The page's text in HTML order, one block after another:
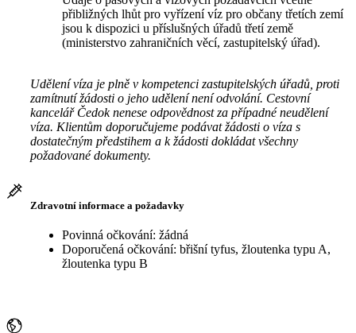
přibližných lhůt pro vyřízení víz pro občany třetích zemí
jsou k dispozici u příslušných úřadů třetí země
(ministerstvo zahraničních věcí, zastupitelský úřad).
Udělení víza je plně v kompetenci zastupitelských úřadů, proti
zamítnutí žádosti o jeho udělení není odvolání. Cestovní
kancelář Čedok nenese odpovědnost za případné neudělení
víza. Klientům doporučujeme podávat žádosti o víza s
dostatečným předstihem a k žádosti dokládat všechny
požadované dokumenty.
Zdravotní informace a požadavky
Povinná očkování: žádná
Doporučená očkování: břišní tyfus, žloutenka typu A,
žloutenka typu B